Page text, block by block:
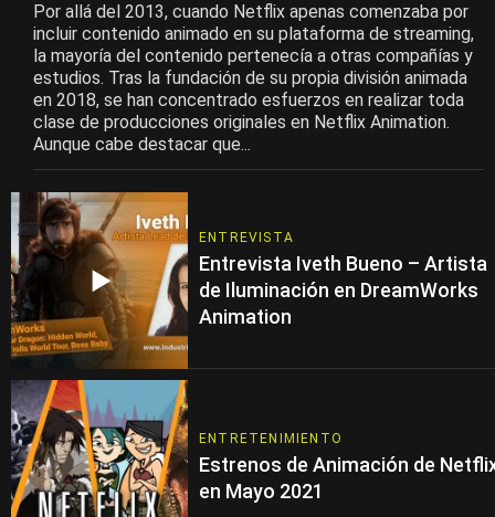
Por allá del 2013, cuando Netflix apenas comenzaba por
incluir contenido animado en su plataforma de streaming,
la mayoría del contenido pertenecía a otras compañías y
estudios. Tras la fundación de su propia división animada
en 2018, se han concentrado esfuerzos en realizar toda
clase de producciones originales en Netflix Animation.
Aunque cabe destacar que...
ENTREVISTA
Entrevista Iveth Bueno – Artista
de Iluminación en DreamWorks
Animation
ENTRETENIMIENTO
Estrenos de Animación de
en Mayo 2021